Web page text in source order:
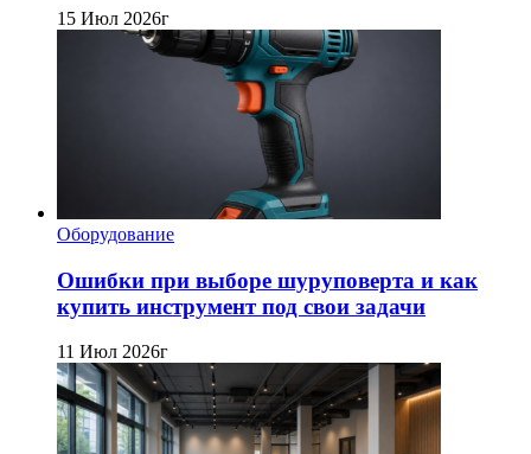
15 Июл 2026г
Оборудование
Ошибки при выборе шуруповерта и как
купить инструмент под свои задачи
11 Июл 2026г